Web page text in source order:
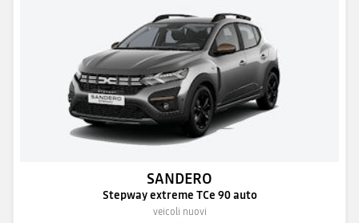
SANDERO
Stepway extreme TCe 90 auto
veicoli nuovi